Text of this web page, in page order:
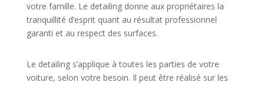
votre famille. Le detailing donne aux propriétaires la
tranquillité d’esprit quant au résultat professionnel
garanti et au respect des surfaces.
Le detailing s’applique à toutes les parties de votre
voiture, selon votre besoin. Il peut être réalisé sur les